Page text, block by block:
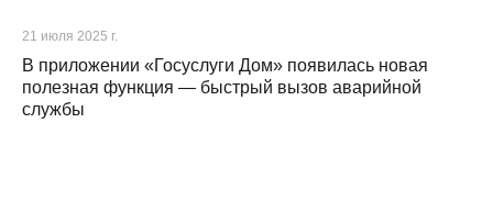
21 июля 2025 г.
В приложении «Госуслуги Дом» появилась новая
полезная функция — быстрый вызов аварийной
службы